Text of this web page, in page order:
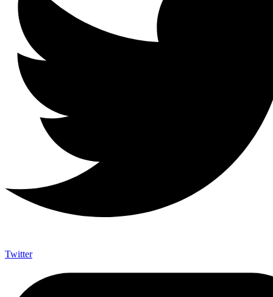
Twitter